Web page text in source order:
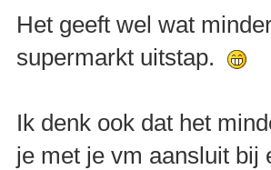
Het geeft wel wat
supermarkt uitstap.
Ik denk ook dat het
je met je vm aansluit